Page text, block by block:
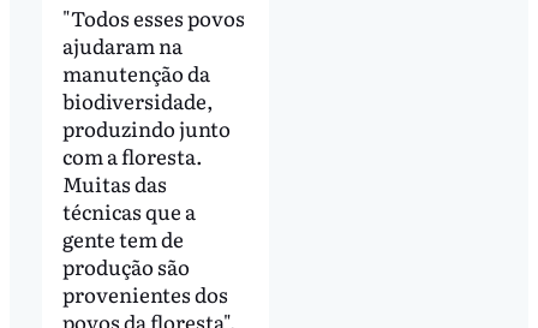
"Todos esses povos
ajudaram na
manutenção da
biodiversidade,
produzindo junto
com a floresta.
Muitas das
técnicas que a
gente tem de
produção são
provenientes dos
povos da floresta",